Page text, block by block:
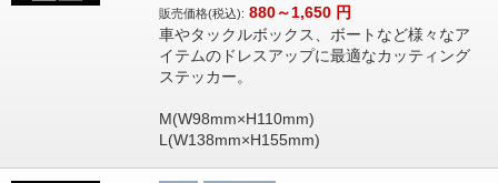
販売価格(税込): 880～1,650 円
車やタックルボックス、ボートなど様々なア
イテムのドレスアップに最適なカッティング
ステッカー。
M(W98mm×H110mm)
L(W138mm×H155mm)